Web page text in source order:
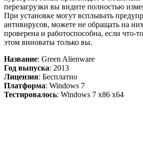
перезагрузки вы видите полностью
При установке могут всплывать
антивирусов, можете не обращать на
проверена и работоспособна, если что-
этом виноваты только вы.
Название: Green Alienware
Год выпуска: 2013
Лицензия: Бесплатно
Платформа: Windows 7
Тестировалось: Windows 7 x86 x64